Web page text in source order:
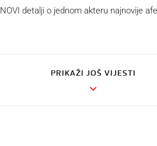
NOVI detalji o jednom akteru najnovije
PRIKAŽI JOŠ VIJESTI